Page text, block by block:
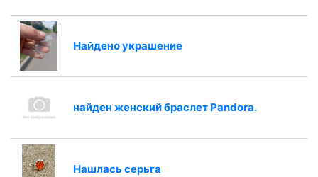
Найдено украшение
найден женский браслет Pandora.
Нашлась серьга